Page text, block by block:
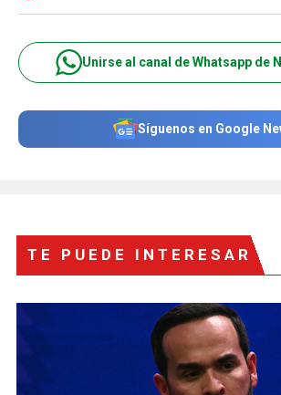
Unirse al canal de Whatsapp de
Síguenos en Google
TE PUEDE INTERESAR